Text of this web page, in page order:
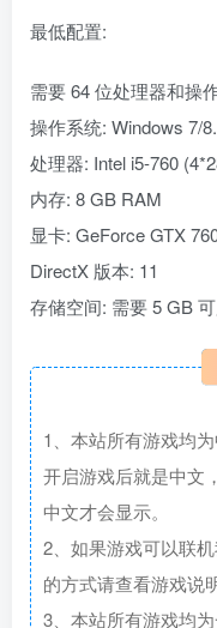
最低配置:
需要 64 位处理器和操
操作系统: Windows 7/
处理器: Intel i5-760
内存: 8 GB RAM
显卡: GeForce GTX
DirectX 版本: 11
存储空间: 需要 5 GB
1、本站所有游戏均
开启游戏后就是中文
中文才会显示。
2、如果游戏可以联
的方式请查看游戏说明
3、本站所有游戏均